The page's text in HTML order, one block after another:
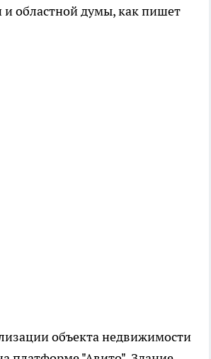
областной думы, как пишет
объекта недвижимости